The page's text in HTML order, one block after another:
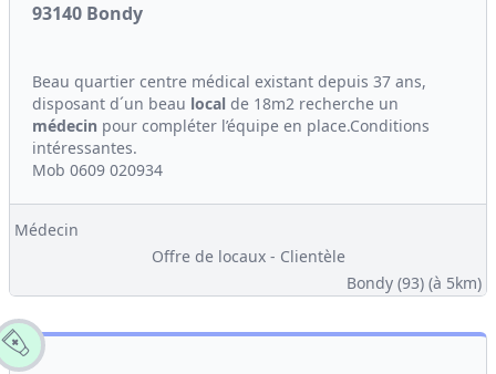
93140 Bondy
Beau quartier centre médical existant depuis 37 ans,
disposant d´un beau local de 18m2 recherche un
médecin pour compléter l’équipe en place.Conditions
intéressantes.
Mob 0609 020934
Médecin
Offre de locaux - Clientèle
Bondy (93) (à 5km)